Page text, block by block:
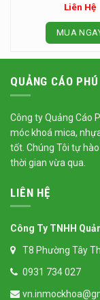
Liên Hệ
MUA
QUẢNG CÁO
Công ty Quảng Cáo
móc khoá mica,
tốt. Chúng Tôi tự
thời gian vừa qua.
LIÊN HỆ
Công Ty TNHH
T8 Phường Tây
0931 734 027